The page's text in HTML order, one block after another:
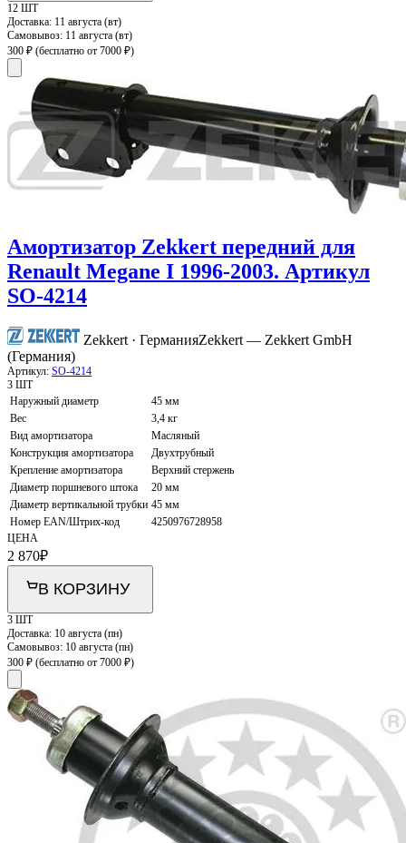
12 ШТ
Доставка: 11 августа (вт)
Самовывоз: 11 августа (вт)
300 ₽ (бесплатно от 7000 ₽)
Амортизатор Zekkert передний для
Renault Megane I 1996-2003. Артикул
SO-4214
Zekkert · ГерманияZekkert — Zekkert GmbH
(Германия)
Артикул: SO-4214
3 ШТ
Наружный диаметр
45 мм
Вес
3,4 кг
Вид амортизатора
Масляный
Конструкция амортизатора
Двухтрубный
Крепление амортизатора
Верхний стержень
Диаметр поршневого штока
20 мм
Диаметр вертикальной трубки 45 мм
Номер EAN/Штрих-код
4250976728958
ЦЕНА
2 870₽
В КОРЗИНУ
3 ШТ
Доставка: 10 августа (пн)
Самовывоз: 10 августа (пн)
300 ₽ (бесплатно от 7000 ₽)